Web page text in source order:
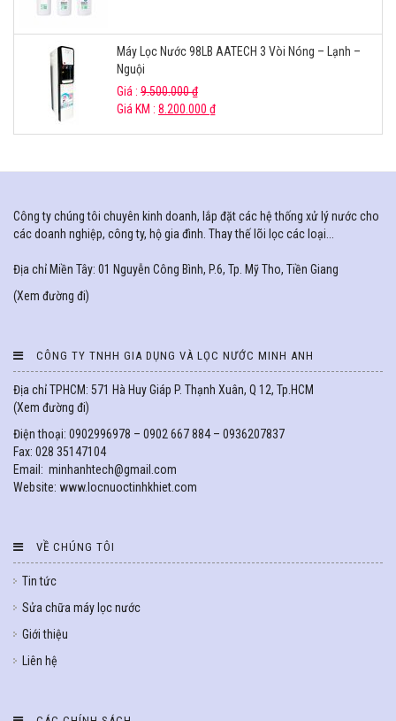
Máy Lọc Nước 98LB AATECH 3 Vòi Nóng – Lạnh –
Nguội
Giá : 9.500.000₫
Giá KM : 8.200.000 ₫
Công ty chúng tôi chuyên kinh doanh, lắp đặt các hệ thống xử lý nước cho
các doanh nghiệp, công ty, hộ gia đình. Thay thế lõi lọc các loại...
Địa chỉ Miền Tây: 01 Nguyễn Công Bình, P.6, Tp. Mỹ Tho, Tiền Giang
(Xem đường đi)
CÔNG TY TNHH GIA DỤNG VÀ LỌC NƯỚC MINH ANH
Địa chỉ TPHCM: 571 Hà Huy Giáp P. Thạnh Xuân, Q 12, Tp.HCM
(Xem đường đi)
Điện thoại: 0902996978 – 0902 667 884 – 0936207837
Fax: 028 35147104
Email: minhanhtech@gmail.com
Website: www.locnuoctinhkhiet.com
VỀ CHÚNG TÔI
Tin tức
Sửa chữa máy lọc nước
Giới thiệu
Liên hệ